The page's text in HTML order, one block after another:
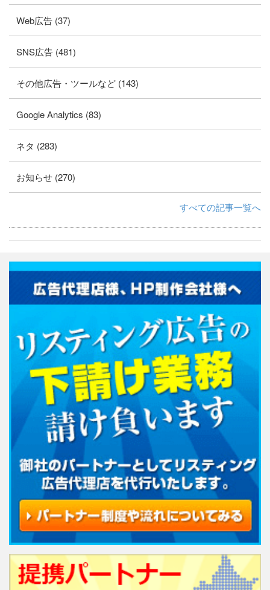
Web広告 (37)
SNS広告 (481)
その他広告・ツールなど (143)
Google Analytics (83)
ネタ (283)
お知らせ (270)
すべての記事一覧へ